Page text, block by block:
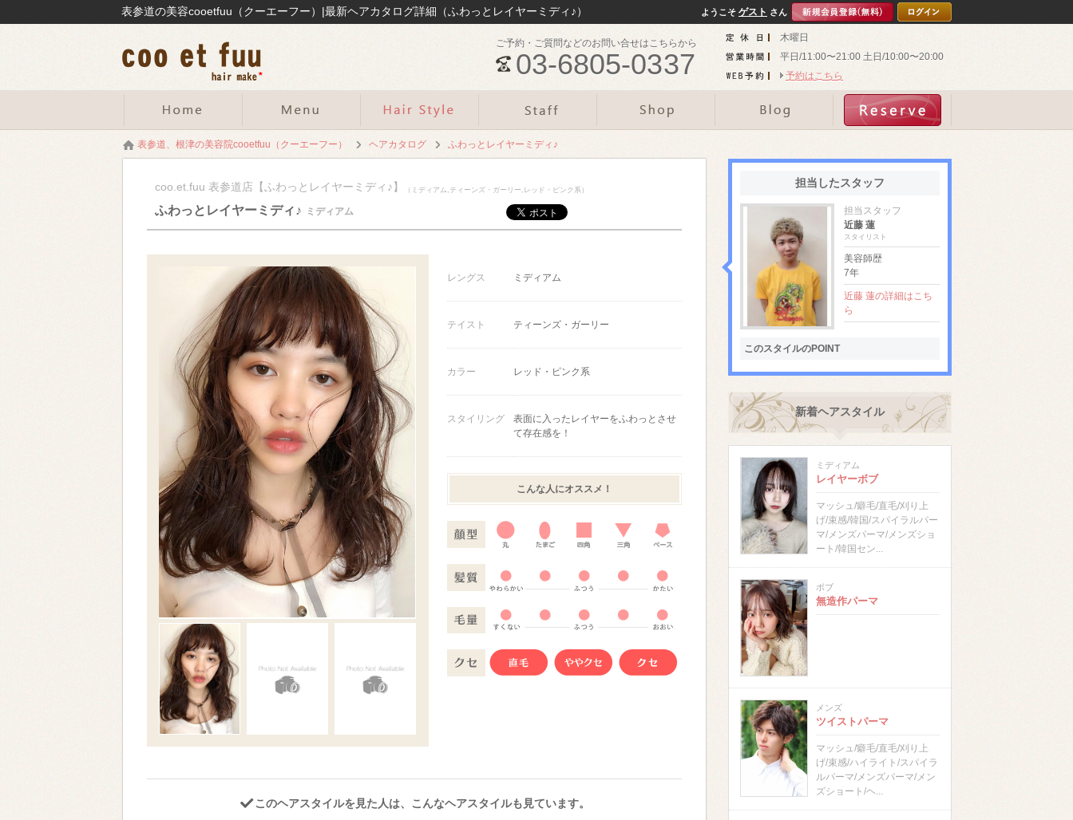
表参道の美容cooetfuu（クーエーフー）|最新ヘアカタログ詳細（ふわっとレイヤーミディ♪）
木曜日
平日/11:00〜21:00 土日/10:00〜20:00
予約はこちら
ご予約・ご質問などのお問い合せはこちらから
03-6805-0337
ようこそ ゲスト さん
表参道、根津の美容院cooetfuu（クーエーフー） ヘアカタログ ふわっとレイヤーミディ♪
coo.et.fuu 表参道店【ふわっとレイヤーミディ♪】 （ミディアム,ティーンズ・ガーリー,レッド・ピンク系）
ふわっとレイヤーミディ♪ ミディアム
レングス ミディアム
テイスト ティーンズ・ガーリー
カラー レッド・ピンク系
スタイリング
表面に入ったレイヤーをふわっとさせ
て存在感を！
こんな人にオススメ！
このヘアスタイルを見た人は、こんなヘアスタイルも見ています。
担当したスタッフ
担当スタッフ
近藤 蓮
スタイリスト
美容師歴
7年
近藤 蓮の詳細はこち
ら
このスタイルのPOINT
新着ヘアスタイル
ミディアム
レイヤーボブ
マッシュ/癖毛/直毛/刈り上
げ/束感/韓国/スパイラルパー
マ/メンズパーマ/メンズショ
ート/韓国セン...
ボブ
無造作パーマ
メンズ
ツイストパーマ
マッシュ/癖毛/直毛/刈り上
げ/束感/ハイライト/スパイラ
ルパーマ/メンズパーマ/メン
ズショート/ヘ...